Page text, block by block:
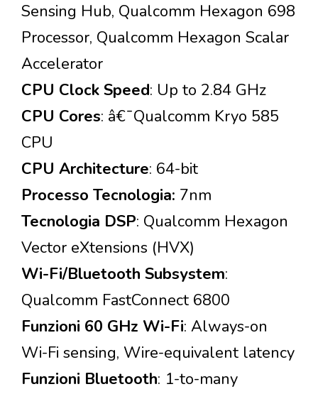
Sensing Hub, Qualcomm Hexagon 698
Processor, Qualcomm Hexagon Scalar
Accelerator
CPU Clock Speed: Up to 2.84 GHz
CPU Cores: â€¯Qualcomm Kryo 585
CPU
CPU Architecture: 64-bit
Processo Tecnologia: 7nm
Tecnologia DSP: Qualcomm Hexagon
Vector eXtensions (HVX)
Wi-Fi/Bluetooth Subsystem:
Qualcomm FastConnect 6800
Funzioni 60 GHz Wi-Fi: Always-on
Wi-Fi sensing, Wire-equivalent latency
Funzioni Bluetooth: 1-to-many